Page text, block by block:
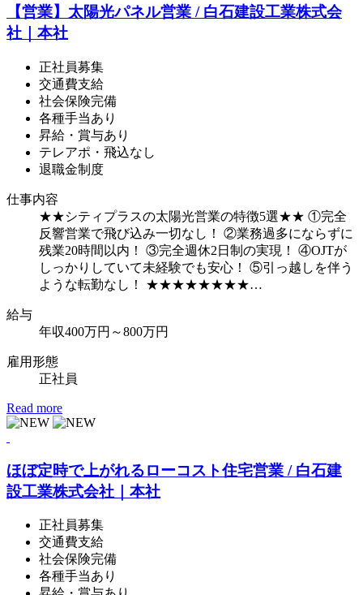
【営業】太陽光パネル営業 / 白石建設工業株式会
社｜本社
正社員募集
交通費支給
社会保険完備
各種手当あり
昇給・賞与あり
テレアポ・飛込なし
退職金制度
仕事内容
★★シティプラスの太陽光営業の特徴5選★★ ①完全
反響営業で飛び込み一切なし！ ②業務過多にならずに
残業20時間以内！ ③完全週休2日制の実現！ ④OJTが
しっかりしていて未経験でも安心！ ⑤引っ越しを伴う
ような転勤なし！ ★★★★★★★★…
給与
年収400万円～800万円
雇用形態
正社員
Read more
ほぼ定時で上がれるローコスト住宅営業 / 白石建
設工業株式会社｜本社
正社員募集
交通費支給
社会保険完備
各種手当あり